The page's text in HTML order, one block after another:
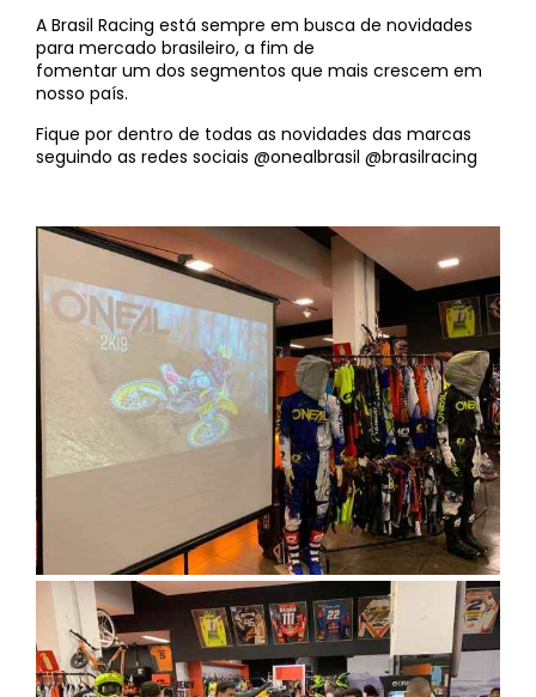
A Brasil Racing está sempre em busca de novidades
para mercado brasileiro, a fim de
fomentar um dos segmentos que mais crescem em
nosso país.
Fique por dentro de todas as novidades das marcas
seguindo as redes sociais @onealbrasil @brasilracing